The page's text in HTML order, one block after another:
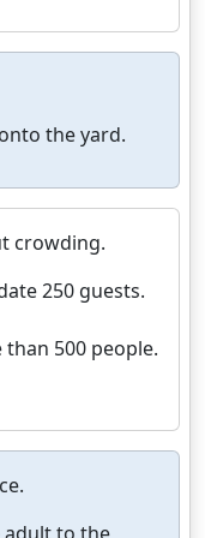
the yard.
crowding.
250 guests.
500 people.
adult to the